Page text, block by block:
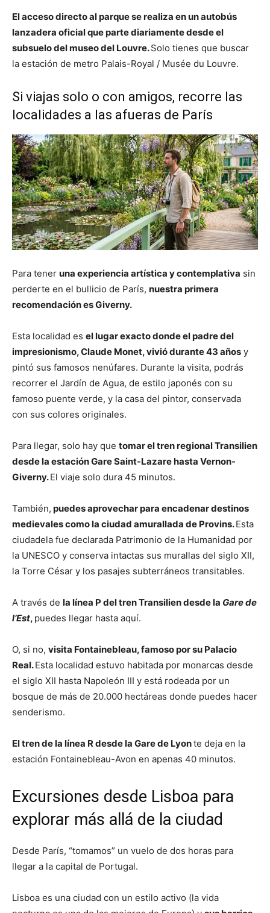
El acceso directo al parque se realiza en un autobús
lanzadera oficial que parte diariamente desde el
subsuelo del museo del Louvre.Solo tienes que buscar
la estación de metro Palais-Royal / Musée du Louvre.
Si viajas solo o con amigos, recorre las
localidades a las afueras de París
Para tener una experiencia artística y contemplativa sin
perderte en el bullicio de París, nuestra primera
recomendación es Giverny.
Esta localidad es el lugar exacto donde el padre del
impresionismo, Claude Monet, vivió durante 43 años y
pintó sus famosos nenúfares. Durante la visita, podrás
recorrer el Jardín de Agua, de estilo japonés con su
famoso puente verde, y la casa del pintor, conservada
con sus colores originales.
Para llegar, solo hay que tomar el tren regional Transilien
desde la estación Gare Saint-Lazare hasta Vernon-
Giverny.El viaje solo dura 45 minutos.
También, puedes aprovechar para encadenar destinos
medievales como la ciudad amurallada de Provins.Esta
ciudadela fue declarada Patrimonio de la Humanidad por
la UNESCO y conserva intactas sus murallas del siglo XII,
la Torre César y los pasajes subterráneos transitables.
A través de la línea P del tren Transilien desde la Gare de
l’Est, puedes llegar hasta aquí.
O, si no, visita Fontainebleau, famoso por su Palacio
Real.Esta localidad estuvo habitada por monarcas desde
el siglo XII hasta Napoleón III y está rodeada por un
bosque de más de 20.000 hectáreas donde puedes hacer
senderismo.
El tren de la línea R desde la Gare de Lyonte deja en la
estación Fontainebleau-Avon en apenas 40 minutos.
Excursiones desde Lisboa para
explorar más allá de la ciudad
Desde París, “tomamos” un vuelo de dos horas para
llegar a la capital de Portugal.
Lisboa es una ciudad con un estilo activo (la vida